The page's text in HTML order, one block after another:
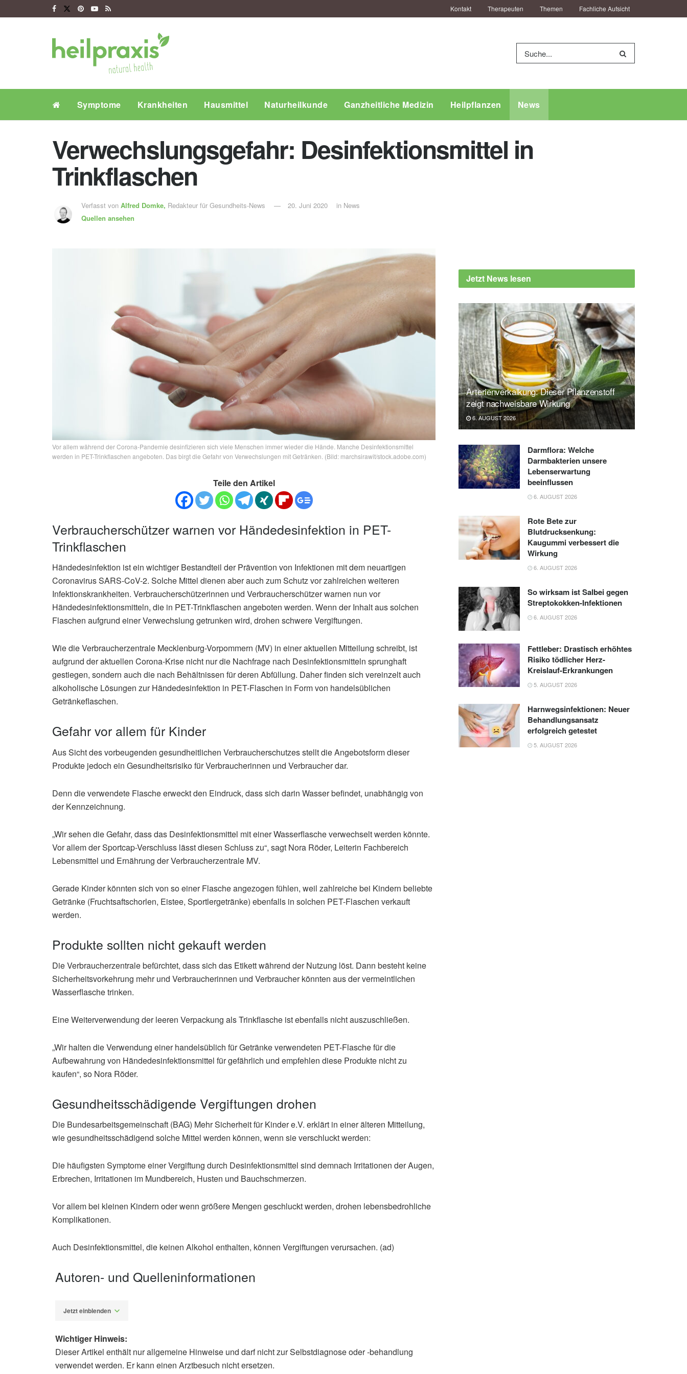
Kontakt Therapeuten Themen Fachliche Aufsicht
Symptome Krankheiten Hausmittel Naturheilkunde Ganzheitliche Medizin Heilpflanzen News
Verwechslungsgefahr: Desinfektionsmittel in
Trinkflaschen
Verfasst von Alfred Domke, Redakteur für Gesundheits-News
Quellen ansehen
20. Juni 2020 in News
Vor allem während der Corona-Pandemie desinfizieren sich viele Menschen immer wieder die Hände. Manche Desinfektionsmittel
werden in PET-Trinkflaschen angeboten. Das birgt die Gefahr von Verwechslungen mit Getränken. (Bild: marchsirawit/stock.adobe.com)
Teile den Artikel
Verbraucherschützer warnen vor Händedesinfektion in PET-
Trinkflaschen
Händedesinfektion ist ein wichtiger Bestandteil der Prävention von Infektionen mit dem neuartigen
Coronavirus SARS-CoV-2. Solche Mittel dienen aber auch zum Schutz vor zahlreichen weiteren
Infektionskrankheiten. Verbraucherschützerinnen und Verbraucherschützer warnen nun vor
Händedesinfektionsmitteln, die in PET-Trinkflaschen angeboten werden. Wenn der Inhalt aus solchen
Flaschen aufgrund einer Verwechslung getrunken wird, drohen schwere Vergiftungen.
Wie die Verbraucherzentrale Mecklenburg-Vorpommern (MV) in einer aktuellen Mitteilung schreibt, ist
aufgrund der aktuellen Corona-Krise nicht nur die Nachfrage nach Desinfektionsmitteln sprunghaft
gestiegen, sondern auch die nach Behältnissen für deren Abfüllung. Daher finden sich vereinzelt auch
alkoholische Lösungen zur Händedesinfektion in PET-Flaschen in Form von handelsüblichen
Getränkeflaschen.
Gefahr vor allem für Kinder
Aus Sicht des vorbeugenden gesundheitlichen Verbraucherschutzes stellt die Angebotsform dieser
Produkte jedoch ein Gesundheitsrisiko für Verbraucherinnen und Verbraucher dar.
Denn die verwendete Flasche erweckt den Eindruck, dass sich darin Wasser befindet, unabhängig von
der Kennzeichnung.
„Wir sehen die Gefahr, dass das Desinfektionsmittel mit einer Wasserflasche verwechselt werden könnte.
Vor allem der Sportcap-Verschluss lässt diesen Schluss zu“, sagt Nora Röder, Leiterin Fachbereich
Lebensmittel und Ernährung der Verbraucherzentrale MV.
Gerade Kinder könnten sich von so einer Flasche angezogen fühlen, weil zahlreiche bei Kindern beliebte
Getränke (Fruchtsaftschorlen, Eistee, Sportlergetränke) ebenfalls in solchen PET-Flaschen verkauft
werden.
Produkte sollten nicht gekauft werden
Die Verbraucherzentrale befürchtet, dass sich das Etikett während der Nutzung löst. Dann besteht keine
Sicherheitsvorkehrung mehr und Verbraucherinnen und Verbraucher könnten aus der vermeintlichen
Wasserflasche trinken.
Eine Weiterverwendung der leeren Verpackung als Trinkflasche ist ebenfalls nicht auszuschließen.
„Wir halten die Verwendung einer handelsüblich für Getränke verwendeten PET-Flasche für die
Aufbewahrung von Händedesinfektionsmittel für gefährlich und empfehlen diese Produkte nicht zu
kaufen“, so Nora Röder.
Gesundheitsschädigende Vergiftungen drohen
Die Bundesarbeitsgemeinschaft (BAG) Mehr Sicherheit für Kinder e.V. erklärt in einer älteren Mitteilung,
wie gesundheitsschädigend solche Mittel werden können, wenn sie verschluckt werden:
Die häufigsten Symptome einer Vergiftung durch Desinfektionsmittel sind demnach Irritationen der Augen,
Erbrechen, Irritationen im Mundbereich, Husten und Bauchschmerzen.
Vor allem bei kleinen Kindern oder wenn größere Mengen geschluckt werden, drohen lebensbedrohliche
Komplikationen.
Auch Desinfektionsmittel, die keinen Alkohol enthalten, können Vergiftungen verursachen. (ad)
Autoren- und Quelleninformationen
Jetzt einblenden
Alfred Domke
Wichtiger Hinweis:
Dieser Artikel enthält nur allgemeine Hinweise und darf nicht zur Selbstdiagnose oder -behandlung
verwendet werden. Er kann einen Arztbesuch nicht ersetzen.
Jetzt News lesen
Arterienverkalkung: Dieser Pflanzenstoff
zeigt nachweisbare Wirkung
6. AUGUST 2026
Darmflora: Welche
Darmbakterien unsere
Lebenserwartung
beeinflussen
6. AUGUST 2026
Rote Bete zur
Blutdrucksenkung:
Kaugummi verbessert die
Wirkung
6. AUGUST 2026
So wirksam ist Salbei gegen
Streptokokken-Infektionen
6. AUGUST 2026
Fettleber: Drastisch erhöhtes
Risiko tödlicher Herz-
Kreislauf-Erkrankungen
5. AUGUST 2026
Harnwegsinfektionen: Neuer
Behandlungsansatz
erfolgreich getestet
5. AUGUST 2026